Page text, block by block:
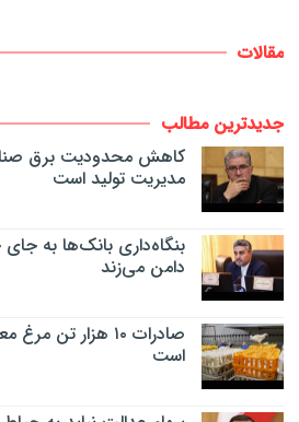
مقالات
جدیدترین مطالب
کاهش محدودیت برق
مدیریت تولید است
بنگاه‌داری بانک‌ها به جای
دامن می‌زند
است